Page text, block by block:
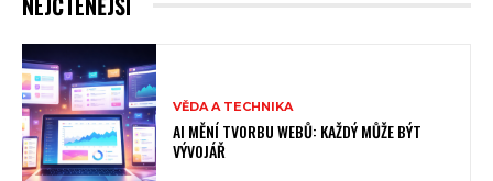
VĚDA A TECHNIKA
AI MĚNÍ TVORBU WEBŮ: KAŽDÝ MŮŽE BÝT
VÝVOJÁŘ